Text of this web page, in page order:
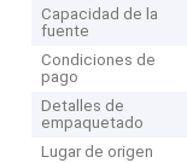
Capacidad de la
fuente
Condiciones de
pago
Detalles de
empaquetado
Lugar de origen